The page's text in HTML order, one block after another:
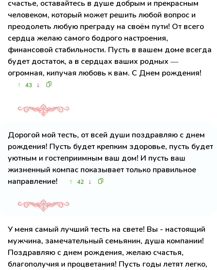
счастье, оставайтесь в душе добрым и прекрасным
человеком, который может решить любой вопрос и
преодолеть любую преграду на своём пути! От всего
сердца желаю самого бодрого настроения,
финансовой стабильности. Пусть в вашем доме всегда
будет достаток, а в сердцах ваших родных —
огромная, кипучая любовь к вам. С Днем рождения!
↑ 43 ↓
Дорогой мой тесть, от всей души поздравляю с днем
рождения! Пусть будет крепким здоровье, пусть будет
уютным и гостеприимным ваш дом! И пусть ваш
жизненный компас показывает только правильное
направление!
↑ 42 ↓
У меня самый лучший тесть на свете! Вы - настоящий
мужчина, замечательный семьянин, душа компании!
Поздравляю с днем рождения, желаю счастья,
благополучия и процветания! Пусть годы летят легко,